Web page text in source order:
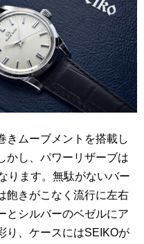
きムーブメントを搭載し
かし、パワーリザーブは
ります。無駄がないバー
飽きがこなく流行に左右
とシルバーのベゼルにア
り、ケースにはSEIKOが